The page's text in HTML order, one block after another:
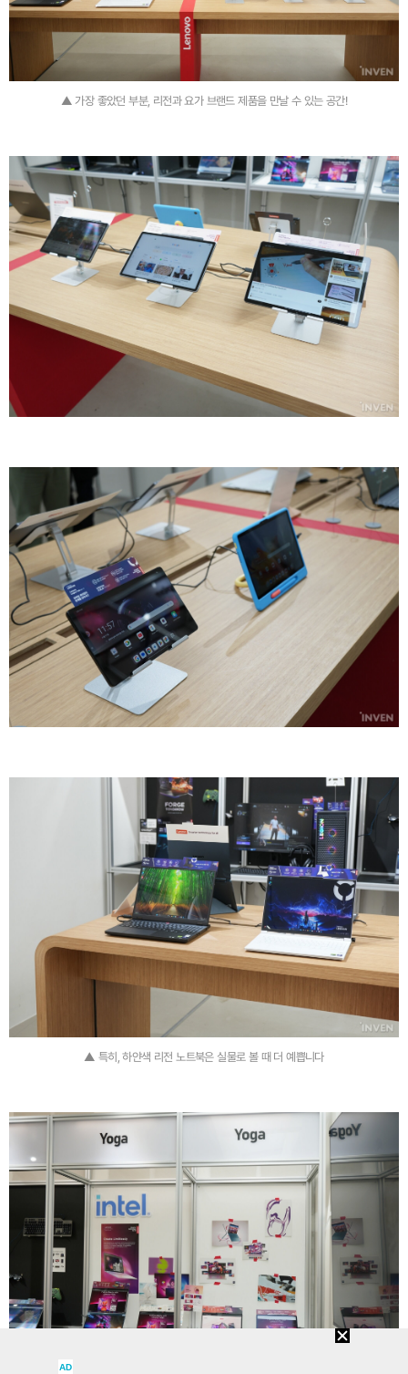
▲ 가장 좋았던 부분, 리전과 요가 브랜드 제품을 만날 수 있는 공간!
▲ 특히, 하얀색 리전 노트북은 실물로 볼 때 더 예쁩니다
AD